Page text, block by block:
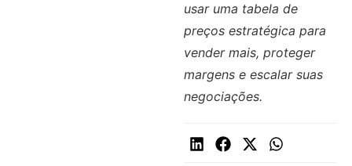
usar uma tabela de
preços estratégica para
vender mais, proteger
margens e escalar suas
negociações.